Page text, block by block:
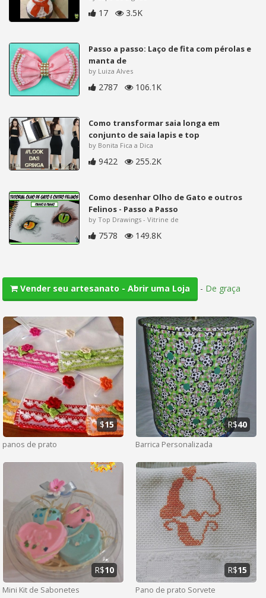
17 3.5K
Passo a passo: Laço de fita com pérolas e
manta de
by Luiza Alves
2787 106.1K
Como transformar saia longa em
conjunto de saia lapis e top
by Bonita Fica a Dica
9422 255.2K
Como desenhar Olho de Gato e outros
Felinos - Passo a Passo
by Top Drawings - Vitrine de
7578 149.8K
Vender seu artesanato - Abrir uma Loja - De graça
panos de prato
$15
Barrica Personalizada
R$40
Mini Kit de Sabonetes
R$10
Pano de prato Sorvete
R$15